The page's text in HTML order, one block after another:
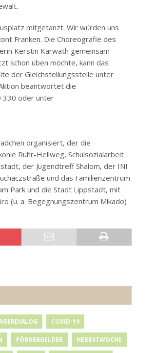
mitgetanzt. Wir würden uns
Franken. Die Choreografie des
Kerstin Karwath gemeinsam
schon üben möchte, kann das
der Gleichstellungsstelle unter
beantwortet die
330 oder unter
organisiert, der die
Ruhr-Hellweg, Schulsozialarbeit
der Jugendtreff Shalom, der INI
und das Familienzentrum
Park und die Stadt Lippstadt, mit
(u. a. Begegnungszentrum Mikado)
COVID-19
FÖRDERGELDER HERBSTWOCHE